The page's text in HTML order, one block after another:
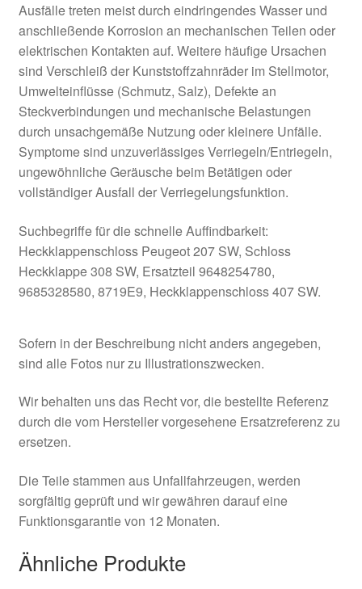
Ausfälle treten meist durch eindringendes Wasser und
anschließende Korrosion an mechanischen Teilen oder
elektrischen Kontakten auf. Weitere häufige Ursachen
sind Verschleiß der Kunststoffzahnräder im Stellmotor,
Umwelteinflüsse (Schmutz, Salz), Defekte an
Steckverbindungen und mechanische Belastungen
durch unsachgemäße Nutzung oder kleinere Unfälle.
Symptome sind unzuverlässiges Verriegeln/Entriegeln,
ungewöhnliche Geräusche beim Betätigen oder
vollständiger Ausfall der Verriegelungsfunktion.
Suchbegriffe für die schnelle Auffindbarkeit:
Heckklappenschloss Peugeot 207 SW, Schloss
Heckklappe 308 SW, Ersatzteil 9648254780,
9685328580, 8719E9, Heckklappenschloss 407 SW.
Sofern in der Beschreibung nicht anders angegeben,
sind alle Fotos nur zu Illustrationszwecken.
Wir behalten uns das Recht vor, die bestellte Referenz
durch die vom Hersteller vorgesehene Ersatzreferenz zu
ersetzen.
Die Teile stammen aus Unfallfahrzeugen, werden
sorgfältig geprüft und wir gewähren darauf eine
Funktionsgarantie von 12 Monaten.
Ähnliche Produkte